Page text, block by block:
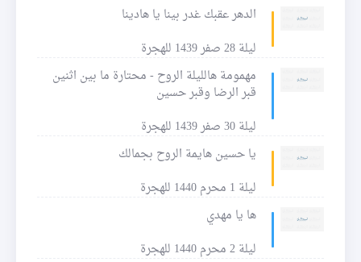
الدهر عقبك غدر بينا يا هادينا
ليلة 28 صفر 1439 للهجرة
مهمومة هالليلة الروح - محتارة ما بين اثنين
قبر الرضا وقبر حسين
ليلة 30 صفر 1439 للهجرة
يا حسين هايمة الروح بجمالك
ليلة 1 محرم 1440 للهجرة
ها يا مهدي
ليلة 2 محرم 1440 للهجرة